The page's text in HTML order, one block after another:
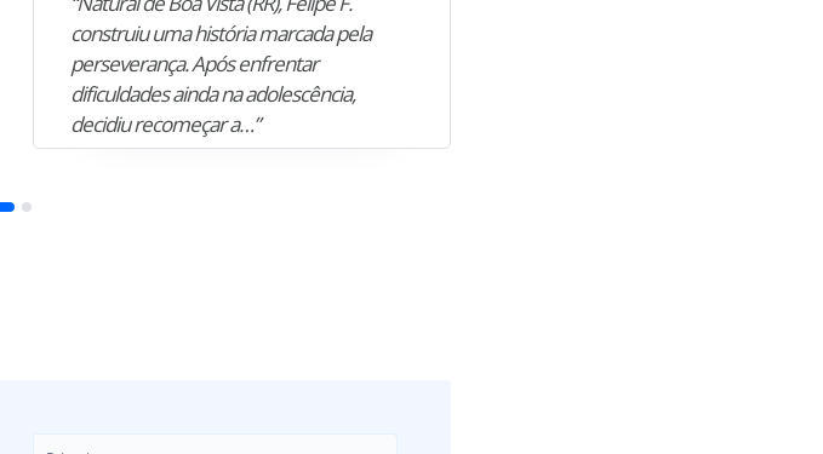
construiu uma história marcada pela
perseverança. Após enfrentar
dificuldades ainda na adolescência,
decidiu recomeçar a…”